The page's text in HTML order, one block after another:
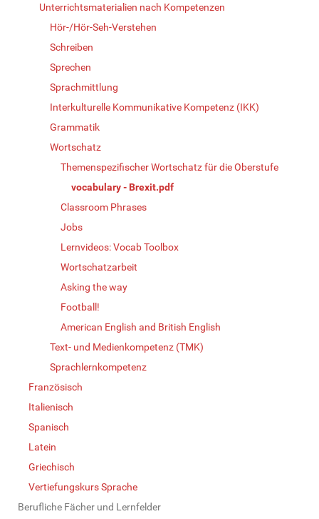
Unterrichtsmaterialien nach Kompetenzen
Hör-/Hör-Seh-Verstehen
Schreiben
Sprechen
Sprachmittlung
Interkulturelle Kommunikative Kompetenz (IKK)
Grammatik
Wortschatz
Themenspezifischer Wortschatz für die Oberstufe
vocabulary - Brexit.pdf
Classroom Phrases
Jobs
Lernvideos: Vocab Toolbox
Wortschatzarbeit
Asking the way
Football!
American English and British English
Text- und Medienkompetenz (TMK)
Sprachlernkompetenz
Französisch
Italienisch
Spanisch
Latein
Griechisch
Vertiefungskurs Sprache
Berufliche Fächer und Lernfelder